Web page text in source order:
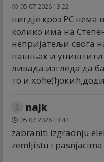
05.07.2026 13:22
нигдје кроз РС
колико има на
непријатељи свога
пашњак и уништити
ливада.изгледа да
то и
najk
05.07.2026 13:42
zabraniti izgradnju
zemljistu i pasnjacima